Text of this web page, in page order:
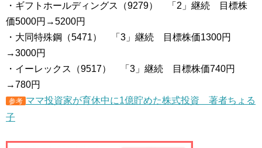
・ギフトホールディングス（9279） 「2」継続 目標株
価5000円→5200円
・大同特殊鋼（5471） 「3」継続 目標株価1300円
→3000円
・イーレックス（9517） 「3」継続 目標株価740円
→780円
参考 ママ投資家が育休中に1億貯めた株式投資 著者ちょる
子